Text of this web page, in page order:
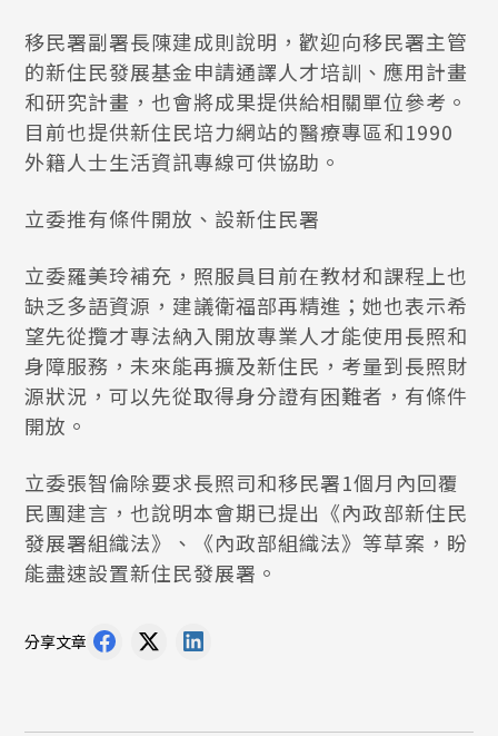
移民署副署長陳建成則說明，歡迎向移民署主管
的新住民發展基金申請通譯人才培訓、應用計畫
和研究計畫，也會將成果提供給相關單位參考。
目前也提供新住民培力網站的醫療專區和1990
外籍人士生活資訊專線可供協助。
立委推有條件開放、設新住民署
立委羅美玲補充，照服員目前在教材和課程上也
缺乏多語資源，建議衛福部再精進；她也表示希
望先從攬才專法納入開放專業人才能使用長照和
身障服務，未來能再擴及新住民，考量到長照財
源狀況，可以先從取得身分證有困難者，有條件
開放。
立委張智倫除要求長照司和移民署1個月內回覆
民團建言，也說明本會期已提出《內政部新住民
發展署組織法》、《內政部組織法》等草案，盼
能盡速設置新住民發展署。
分享文章